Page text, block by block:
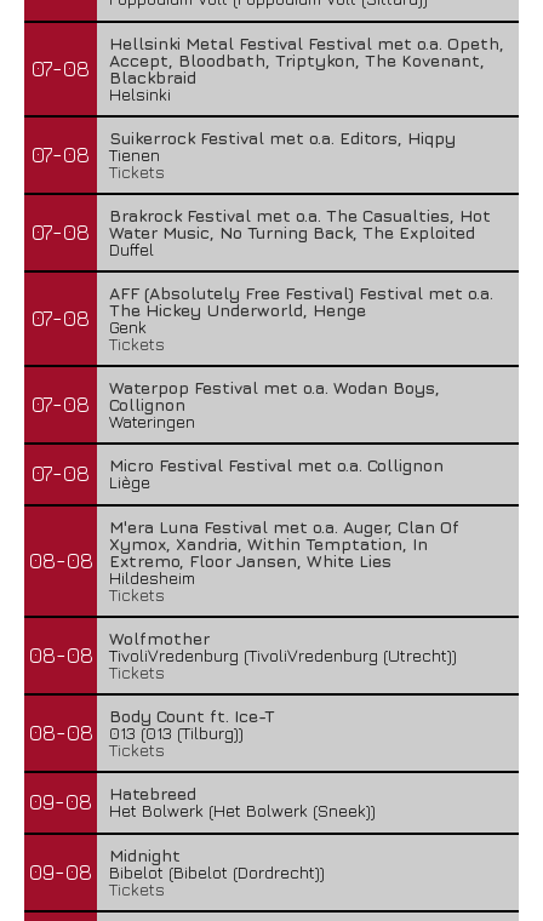
07-08
Hellsinki Metal Festival Festival met o.a. Opeth,
Accept, Bloodbath, Triptykon, The Kovenant,
Blackbraid
Helsinki
07-08
Suikerrock Festival met o.a. Editors, Hiqpy
Tienen
Tickets
07-08
Brakrock Festival met o.a. The Casualties, Hot
Water Music, No Turning Back, The Exploited
Duffel
07-08
AFF (Absolutely Free Festival) Festival met o.a.
The Hickey Underworld, Henge
Genk
Tickets
07-08
Waterpop Festival met o.a. Wodan Boys,
Collignon
Wateringen
07-08
Micro Festival Festival met o.a. Collignon
Liège
08-08
M'era Luna Festival met o.a. Auger, Clan Of
Xymox, Xandria, Within Temptation, In
Extremo, Floor Jansen, White Lies
Hildesheim
Tickets
08-08
Wolfmother
TivoliVredenburg (TivoliVredenburg (Utrecht))
Tickets
08-08
Body Count ft. Ice-T
013 (013 (Tilburg))
Tickets
09-08
Hatebreed
Het Bolwerk (Het Bolwerk (Sneek))
09-08
Midnight
Bibelot (Bibelot (Dordrecht))
Tickets